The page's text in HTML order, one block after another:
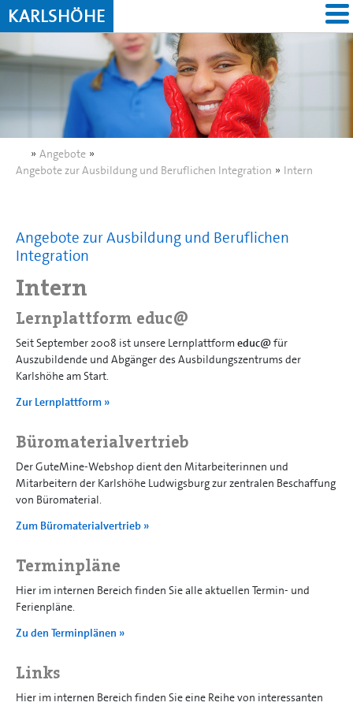
KARLSHÖHE
» Angebote »
Angebote zur Ausbildung und Beruflichen Integration » Intern
Angebote zur Ausbildung und Beruflichen
Integration
Intern
Lernplattform educ@
Seit September 2008 ist unsere Lernplattformeduc@für
Auszubildende und Abgänger des Ausbildungszentrums der
Karlshöhe am Start.
Zur Lernplattform »
Büromaterialvertrieb
Der GuteMine-Webshop dient den Mitarbeiterinnen und
Mitarbeitern der Karlshöhe Ludwigsburg zur zentralen Beschaffung
von Büromaterial.
Zum Büromaterialvertrieb »
Terminpläne
Hier im internen Bereich finden Sie alle aktuellen Termin- und
Ferienpläne.
Zu den Terminplänen »
Links
Hier im internen Bereich finden Sie eine Reihe von interessanten